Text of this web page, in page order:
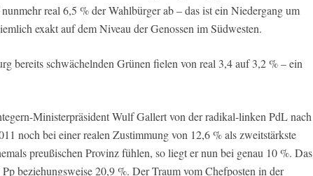
real 6,5 % der Wahlbürger ab – das ist ein Niedergang um
exakt auf dem Niveau der Genossen im Südwesten.
bereits schwächelnden Grünen fielen von real 3,4 auf 3,2 % – ein
Ministerpräsident Wulf Gallert von der radikal-linken PdL nach
noch bei einer realen Zustimmung von 12,6 % als zweitstärkste
preußischen Provinz fühlen, so liegt er nun bei genau 10 %. Das
beziehungsweise 20,9 %. Der Traum vom Chefposten in der